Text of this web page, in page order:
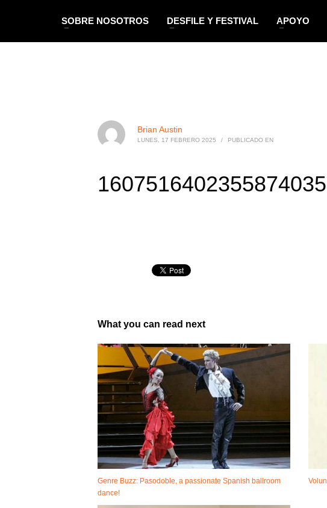
SOBRE NOSOTROS DESFILE Y FESTIVAL APOYO
Brian Austin
LUNES, 17 FEBRERO 2025 / PUBLICADO EN
What you can read next
Genre Buzz: Pasodoble, a passionate Spanish ballroom
dance!